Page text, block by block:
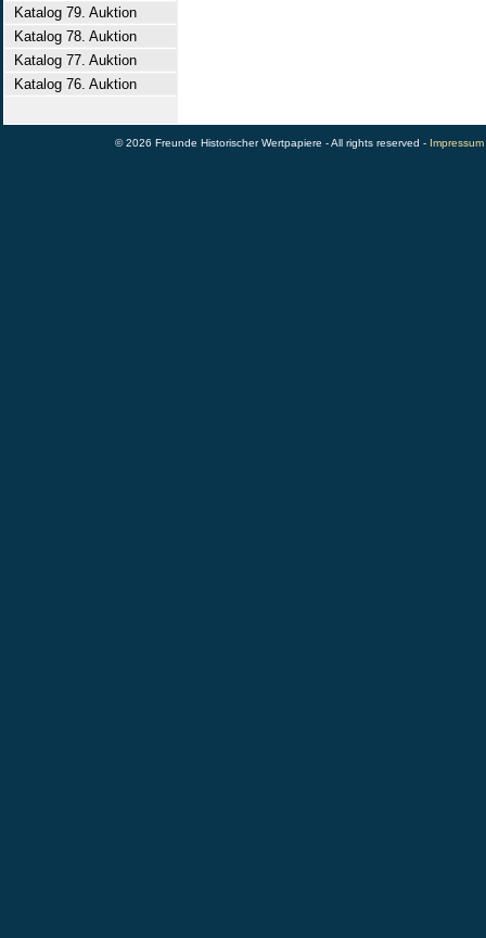
Katalog 79. Auktion
Katalog 78. Auktion
Katalog 77. Auktion
Katalog 76. Auktion
© 2026 Freunde Historischer Wertpapiere - All rights reserved - Impressum